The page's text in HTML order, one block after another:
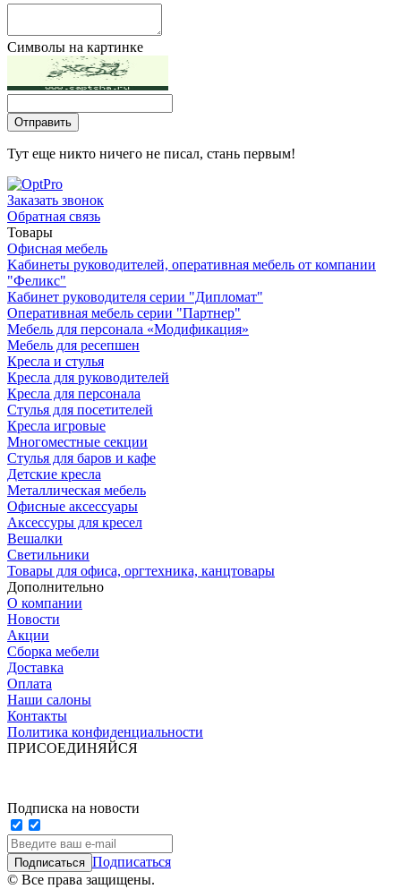
Символы на картинке
Тут еще никто ничего не писал, стань первым!
Заказать звонок
Обратная связь
Товары
Офисная мебель
Kабинеты руководителей, оперативная мебель от компании
"Феликс"
Кабинет руководителя серии "Дипломат"
Оперативная мебель серии "Партнер"
Мебель для персонала «Модификация»
Мебель для ресепшен
Кресла и стулья
Кресла для руководителей
Кресла для персонала
Стулья для посетителей
Кресла игровые
Многоместные секции
Стулья для баров и кафе
Детские кресла
Металлическая мебель
Офисные аксессуары
Аксессуры для кресел
Вешалки
Светильники
Товары для офиса, оргтехника, канцтовары
Дополнительно
О компании
Новости
Акции
Сборка мебели
Доставка
Оплата
Наши салоны
Контакты
Политика конфиденциальности
ПРИСОЕДИНЯЙСЯ
Подписка на новости
Подписаться
© Все права защищены.